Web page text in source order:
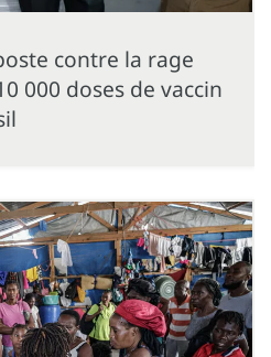
contre la rage
000 doses de vaccin